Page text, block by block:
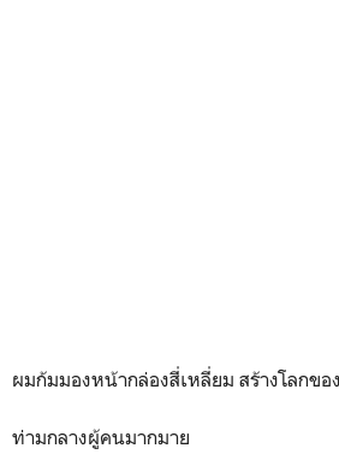
ผมก้มมองหน้ากล่องสี่เหลี่ยม สร้างโลกขอ
ท่ามกลางผู้คนมากมาย